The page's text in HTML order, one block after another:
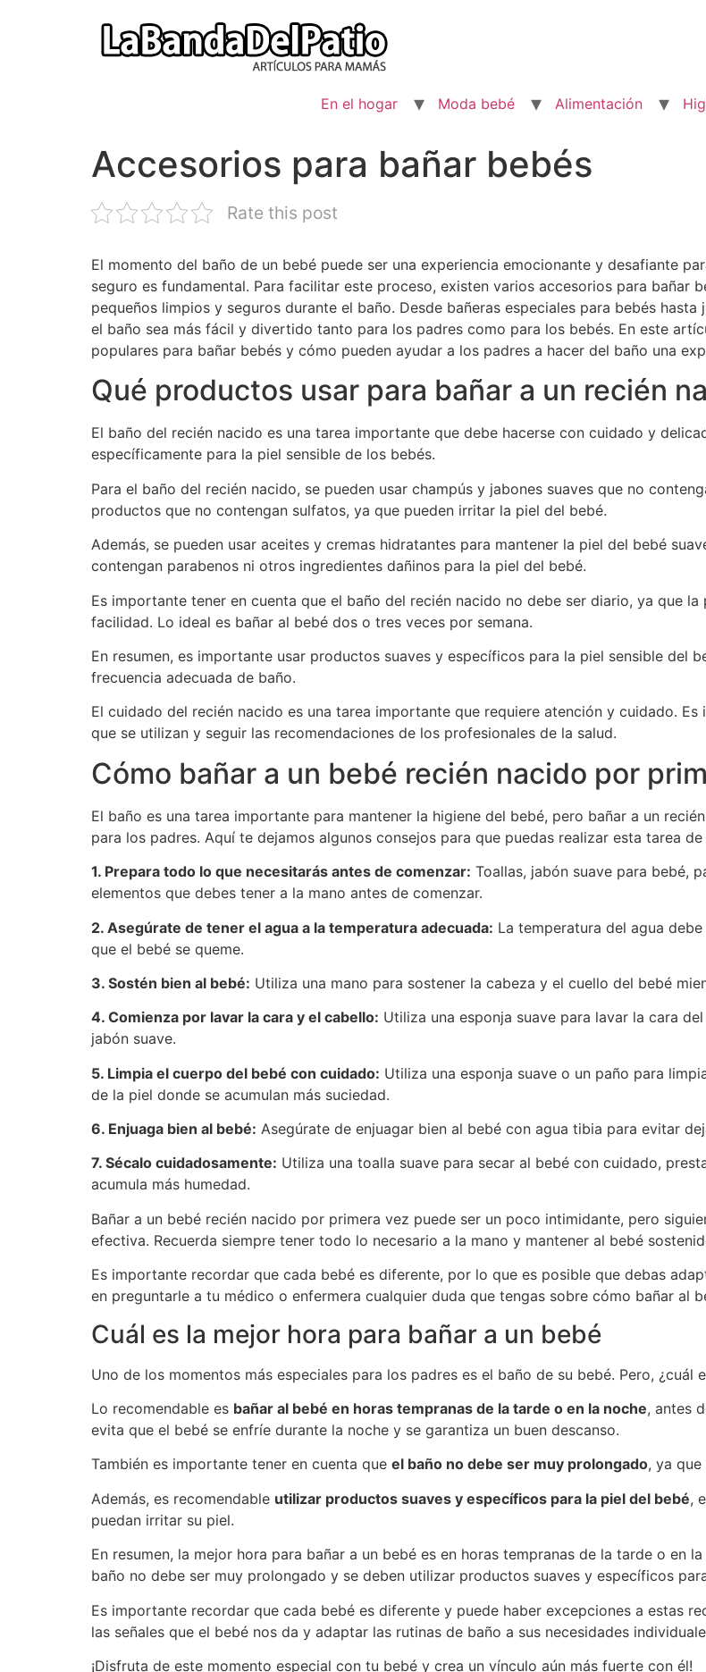
En el hogar Moda bebé Alimentación
Accesorios para bañar bebés
Rate this post
El momento del baño de un bebé puede ser una experiencia emocionante y desafiante
seguro es fundamental. Para facilitar este proceso, existen varios accesorios para bañar
pequeños limpios y seguros durante el baño. Desde bañeras especiales para bebés
el baño sea más fácil y divertido tanto para los padres como para los bebés. En este
populares para bañar bebés y cómo pueden ayudar a los padres a hacer del baño una
Qué productos usar para bañar a un recién
El baño del recién nacido es una tarea importante que debe hacerse con cuidado y
específicamente para la piel sensible de los bebés.
Para el baño del recién nacido, se pueden usar champús y jabones suaves que no
productos que no contengan sulfatos, ya que pueden irritar la piel del bebé.
Además, se pueden usar aceites y cremas hidratantes para mantener la piel del bebé
contengan parabenos ni otros ingredientes dañinos para la piel del bebé.
Es importante tener en cuenta que el baño del recién nacido no debe ser diario, ya que
facilidad. Lo ideal es bañar al bebé dos o tres veces por semana.
En resumen, es importante usar productos suaves y específicos para la piel sensible del
frecuencia adecuada de baño.
El cuidado del recién nacido es una tarea importante que requiere atención y cuidado.
que se utilizan y seguir las recomendaciones de los profesionales de la salud.
Cómo bañar a un bebé recién nacido por
El baño es una tarea importante para mantener la higiene del bebé, pero bañar a un
para los padres. Aquí te dejamos algunos consejos para que puedas realizar esta tarea
1. Prepara todo lo que necesitarás antes de comenzar: Toallas, jabón suave para bebé,
elementos que debes tener a la mano antes de comenzar.
2. Asegúrate de tener el agua a la temperatura adecuada: La temperatura del agua
que el bebé se queme.
3. Sostén bien al bebé: Utiliza una mano para sostener la cabeza y el cuello del bebé
4. Comienza por lavar la cara y el cabello: Utiliza una esponja suave para lavar la cara
jabón suave.
5. Limpia el cuerpo del bebé con cuidado: Utiliza una esponja suave o un paño para
de la piel donde se acumulan más suciedad.
6. Enjuaga bien al bebé: Asegúrate de enjuagar bien al bebé con agua tibia para evitar
7. Sécalo cuidadosamente: Utiliza una toalla suave para secar al bebé con cuidado,
acumula más humedad.
Bañar a un bebé recién nacido por primera vez puede ser un poco intimidante, pero
efectiva. Recuerda siempre tener todo lo necesario a la mano y mantener al bebé
Es importante recordar que cada bebé es diferente, por lo que es posible que debas
en preguntarle a tu médico o enfermera cualquier duda que tengas sobre cómo bañar al
Cuál es la mejor hora para bañar a un bebé
Uno de los momentos más especiales para los padres es el baño de su bebé. Pero, ¿cuál
Lo recomendable es bañar al bebé en horas tempranas de la tarde o en la noche, antes
evita que el bebé se enfríe durante la noche y se garantiza un buen descanso.
También es importante tener en cuenta que el baño no debe ser muy prolongado, ya
Además, es recomendable utilizar productos suaves y específicos para la piel del bebé,
puedan irritar su piel.
En resumen, la mejor hora para bañar a un bebé es en horas tempranas de la tarde o en
baño no debe ser muy prolongado y se deben utilizar productos suaves y específicos
Es importante recordar que cada bebé es diferente y puede haber excepciones a estas
las señales que el bebé nos da y adaptar las rutinas de baño a sus necesidades
¡Disfruta de este momento especial con tu bebé y crea un vínculo aún más fuerte con él!